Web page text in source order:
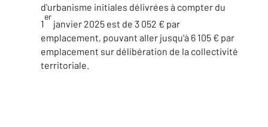
d'urbanisme initiales délivrées à compter du
1
er
janvier 2025 est de 3 052 € par
emplacement, pouvant aller jusqu'à 6 105 € par
emplacement sur délibération de la collectivité
territoriale.